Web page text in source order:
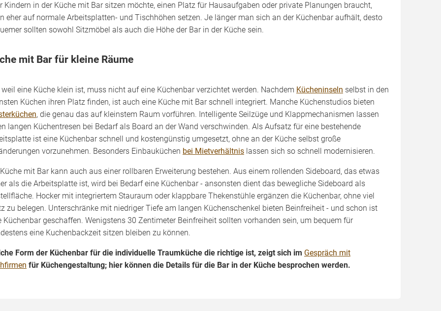
Kindern in der Küche mit Bar sitzen möchte, einen Platz für Hausaufgaben oder private Planungen braucht,
eher auf normale Arbeitsplatten- und Tischhöhen setzen. Je länger man sich an der Küchenbar aufhält, desto
sollten sowohl Sitzmöbel als auch die Höhe der Bar in der Küche sein.
mit Bar für kleine Räume
weil eine Küche klein ist, muss nicht auf eine Küchenbar verzichtet werden. Nachdem Kücheninseln selbst in den
Küchen ihren Platz finden, ist auch eine Küche mit Bar schnell integriert. Manche Küchenstudios bieten
, die genau das auf kleinstem Raum vorführen. Intelligente Seilzüge und Klappmechanismen lassen
langen Küchentresen bei Bedarf als Board an der Wand verschwinden. Als Aufsatz für eine bestehende
ist eine Küchenbar schnell und kostengünstig umgesetzt, ohne an der Küche selbst große
vorzunehmen. Besonders Einbauküchen bei Mietverhältnis lassen sich so schnell modernisieren.
mit Bar kann auch aus einer rollbaren Erweiterung bestehen. Aus einem rollenden Sideboard, das etwas
als die Arbeitsplatte ist, wird bei Bedarf eine Küchenbar - ansonsten dient das bewegliche Sideboard als
Hocker mit integriertem Stauraum oder klappbare Thekenstühle ergänzen die Küchenbar, ohne viel
zu belegen. Unterschränke mit niedriger Tiefe am langen Küchenschenkel bieten Beinfreiheit - und schon ist
Küchenbar geschaffen. Wenigstens 30 Zentimeter Beinfreiheit sollten vorhanden sein, um bequem für
eine Kuchenbackzeit sitzen bleiben zu können.
Form der Küchenbar für die individuelle Traumküche die richtige ist, zeigt sich im Gespräch mit
für Küchengestaltung; hier können die Details für die Bar in der Küche besprochen werden.